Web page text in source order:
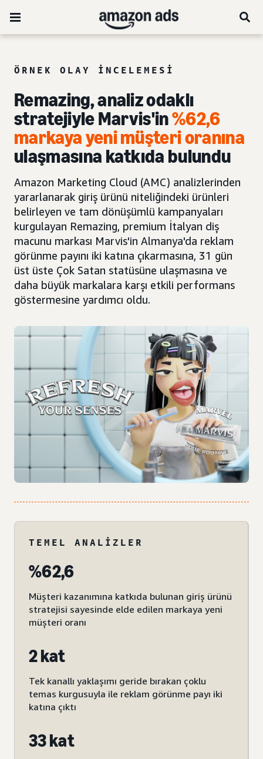
ÖRNEK OLAY INCELEMESI
Remazing, analiz odaklı
stratejiyle Marvis'in%62,6
markaya yeni müşteri oranına
ulaşmasına katkıda bulundu
Amazon Marketing Cloud (AMC) analizlerinden
yararlanarak giriş ürünü niteliğindeki ürünleri
belirleyen ve tam dönüşümlü kampanyaları
kurgulayan Remazing, premium İtalyan diş
macunu markası Marvis'in Almanya'da reklam
görünme payını iki katına çıkarmasına, 31 gün
üst üste Çok Satan statüsüne ulaşmasına ve
daha büyük markalara karşı etkili performans
göstermesine yardımcı oldu.
TEMEL ANALIZLER
%62,6
Müşteri kazanımına katkıda bulunan giriş ürünü
stratejisi sayesinde elde edilen markaya yeni
müşteri oranı
2 kat
Tek kanallı yaklaşımı geride bırakan çoklu
temas kurgusuyla ile reklam görünme payı iki
katına çıktı
33 kat